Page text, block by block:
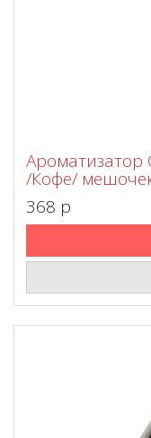
Ароматизатор
/Кофе/
368 p